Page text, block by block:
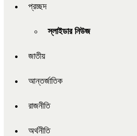
প্রচ্ছদ
স্লাইডার নিউজ
জাতীয়
আন্তর্জাতিক
রাজনীতি
অর্থনীতি